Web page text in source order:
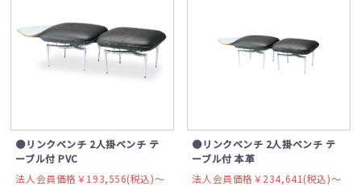
●リンクベンチ 2人掛ベンチ テ
ーブル付 PVC
法人会員価格￥193,556(税込)〜
●リンクベンチ 2人掛ベンチ テ
ーブル付 本革
法人会員価格￥234,641(税込)〜